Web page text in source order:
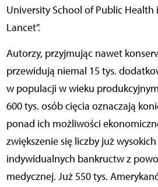
University School of Public Health
Lancet”.
Autorzy, przyjmując nawet
przewidują niemal 15 tys.
w populacji w wieku
600 tys. osób cięcia oznaczają
ponad ich możliwości
zwiększenie się liczby już
indywidualnych bankructw z
medycznej. Już 550 tys.